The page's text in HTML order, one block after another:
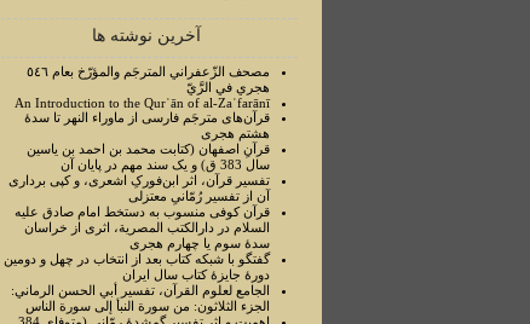
آخرین نوشته ها
مصحف الزّعفراني المترجَم والمؤرّخ بعام ٥٤٦
هجري في الرَّيّ
An Introduction to the Qurʾān of al-Zaʿfarānī
قرآن‌های مترجَم فارسی از ماوراء النهر تا سدۀ
هشتم هجری
قرآنِ اصفهان (کتابت محمد بن احمد بن یاسین
سال 383 ق) و یک سند مهم در پایان آن
تفسیر قرآن، اثر ابن‌فورکِ اشعری، و کپی برداری
آن از تفسیر رُمّانیِ معتزلی
قرآن کوفی منسوب به دستخط امام صادق علیه
السلام در دارالکتب المصرية، اثری از خراسان
سدۀ سوم یا چهارم هجری
گفتگو با شبکه کتاب بعد از انتخاب در چهل و دومین
دورۀ جایزۀ کتاب سال ایران
الجامع لعلوم القرآن، تفسير أبي الحسن الرماني:
الجزء الثلاثون: من سورة النبأ إلی سورة الناس